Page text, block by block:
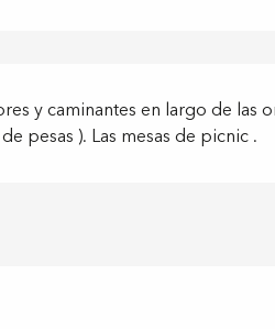
y caminantes en largo de las
pesas ). Las mesas de picnic .